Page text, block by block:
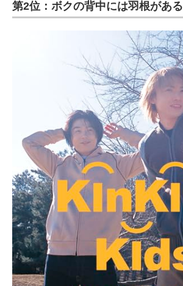
第2位：ボクの背中には羽根がある